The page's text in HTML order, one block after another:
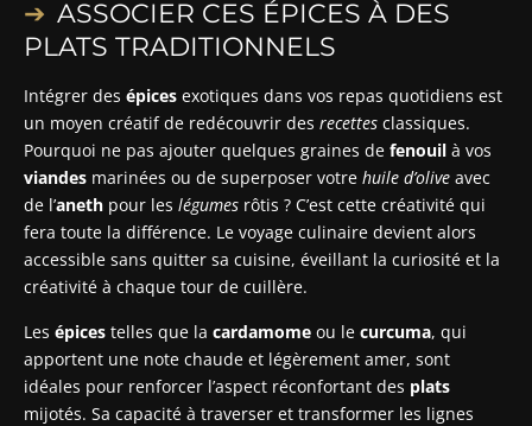
ASSOCIER CES ÉPICES À DES
PLATS TRADITIONNELS
Intégrer des épices exotiques dans vos repas quotidiens est
un moyen créatif de redécouvrir des recettes classiques.
Pourquoi ne pas ajouter quelques graines de fenouil à vos
viandes marinées ou de superposer votre huile d’olive avec
de l’aneth pour les légumes rôtis ? C’est cette créativité qui
fera toute la différence. Le voyage culinaire devient alors
accessible sans quitter sa cuisine, éveillant la curiosité et la
créativité à chaque tour de cuillère.
Les épices telles que la cardamome ou le curcuma, qui
apportent une note chaude et légèrement amer, sont
idéales pour renforcer l’aspect réconfortant des plats
mijotés. Sa capacité à traverser et transformer les lignes